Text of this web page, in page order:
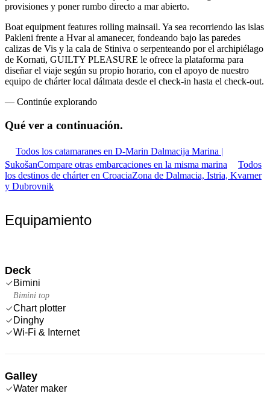
provisiones y poner rumbo directo a mar abierto.
Boat equipment features rolling mainsail. Ya sea recorriendo las islas
Pakleni frente a Hvar al amanecer, fondeando bajo las paredes
calizas de Vis y la cala de Stiniva o serpenteando por el archipiélago
de Kornati, GUILTY PLEASURE le ofrece la plataforma para
diseñar el viaje según su propio horario, con el apoyo de nuestro
equipo de chárter local dálmata desde el check-in hasta el check-out.
— Continúe explorando
Qué ver a continuación.
Todos los catamaranes en D-Marin Dalmacija Marina |
SukošanCompare otras embarcaciones en la misma marina
Todos
los destinos de chárter en CroaciaZona de Dalmacia, Istria, Kvarner
y Dubrovnik
Equipamiento
Deck
Bimini
Bimini top
Chart plotter
Dinghy
Wi-Fi & Internet
Galley
Water maker